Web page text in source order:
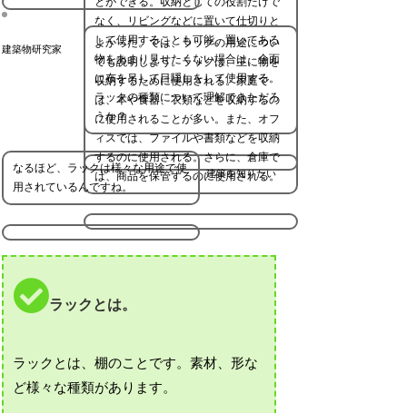
なく、リビングなどに置いて仕切りと
して使用することも可能。置いてある
物をあまり見せたくない場合は、全面
に布を吊して目隠しをして使用する。
ラックの種類について理解できただろ
うか？
建築物研究家
よかった。では、ラックの用途につい
ても説明しよう。ラックは、主に物を
収納するために使用される。家庭で
は、本や食器、衣類などを収納するの
に使用されることが多い。また、オフ
ィスでは、ファイルや書類などを収納
するのに使用される。さらに、倉庫で
は、商品を保管するのに使用される。
建築を知りたい
なるほど、ラックは様々な用途で使
用されているんですね。
ラックとは。
ラックとは、棚のことです。素材、形な
ど様々な種類があります。